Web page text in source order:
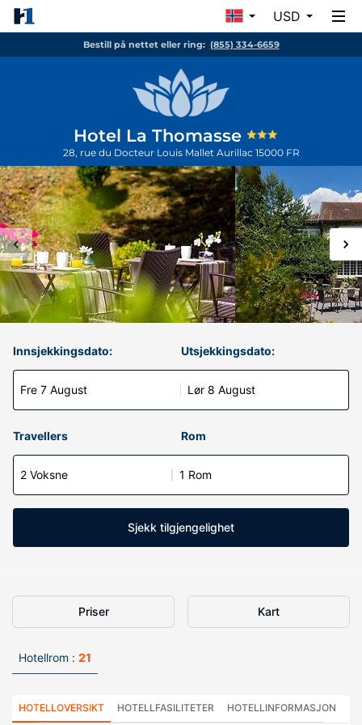
USD
Bestill på nettet eller ring: (855) 334-6659
Hotel La Thomasse
28, rue du Docteur Louis Mallet Aurillac 15000 FR
Innsjekkingsdato:
Fre 7 August
Utsjekkingsdato:
Lør 8 August
Travellers Rom
2 Voksne 1 Rom
Sjekk tilgjengelighet
Priser Kart
Hotellrom : 21
HOTELLOVERSIKT HOTELLFASILITETER HOTELLINFORMASJON